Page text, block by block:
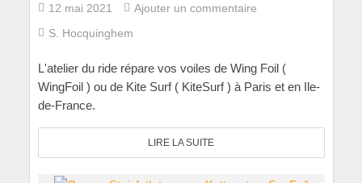
12 mai 2021
Ajouter un commentaire
S. Hocquinghem
L'atelier du ride répare vos voiles de Wing Foil (
WingFoil ) ou de Kite Surf ( KiteSurf ) à Paris et en Ile-
de-France.
LIRE LA SUITE